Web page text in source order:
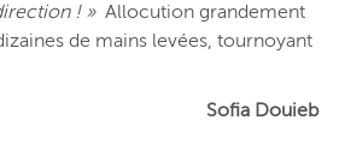
! » Allocution grandement
de mains levées, tournoyant
Sofia Douieb